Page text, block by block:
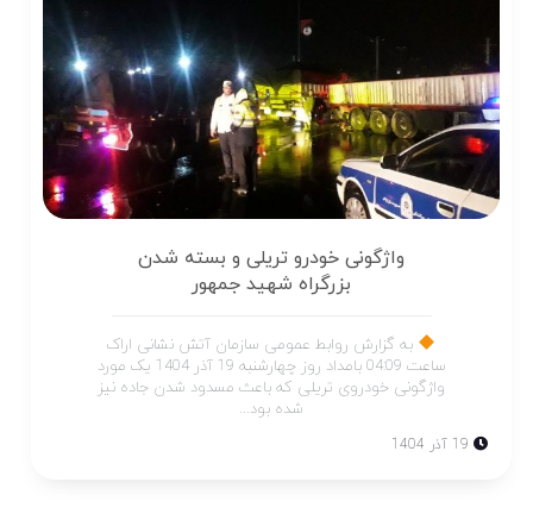
واژگونی خودرو تریلی و بسته شدن
بزرگراه شهید جمهور
به گزارش روابط عمومی سازمان آتش نشانی اراک
ساعت 04:09 بامداد روز چهارشنبه 19 آذر 1404 یک مورد
واژگونی خودروی تریلی که باعث مسدود شدن جاده نیز
شده بود...
19 آذر 1404